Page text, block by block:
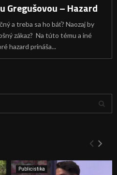
Gregušovou – Hazard
a treba sa ho báť? Naozaj by
zákaz? Na túto tému a iné
hazard prináša...
Y
H
Publicistika